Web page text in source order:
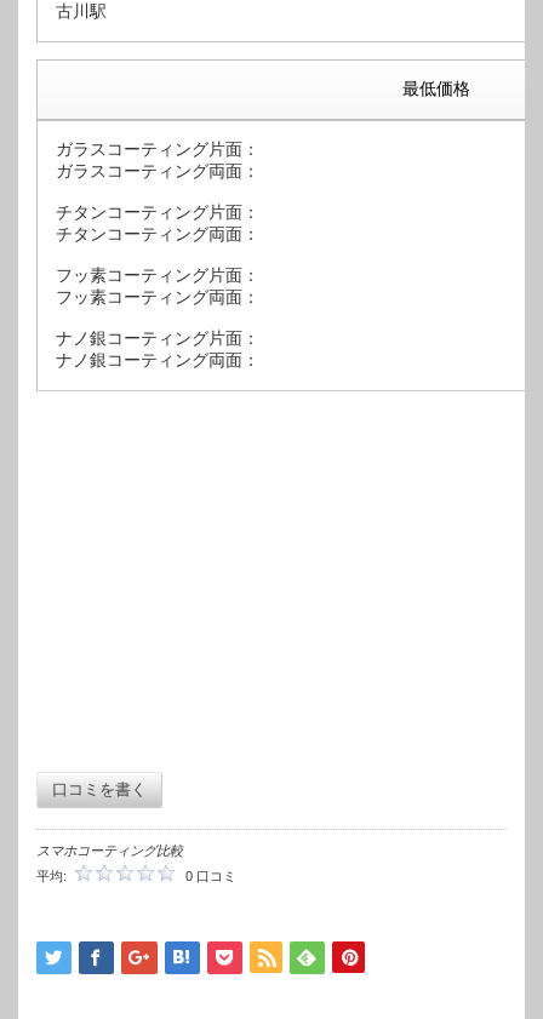
古川駅
最低価格
ガラスコーティング片面：
ガラスコーティング両面：
チタンコーティング片面：
チタンコーティング両面：
フッ素コーティング片面：
フッ素コーティング両面：
ナノ銀コーティング片面：
ナノ銀コーティング両面：
口コミを書く
スマホコーティング比較
平均:
0 口コミ